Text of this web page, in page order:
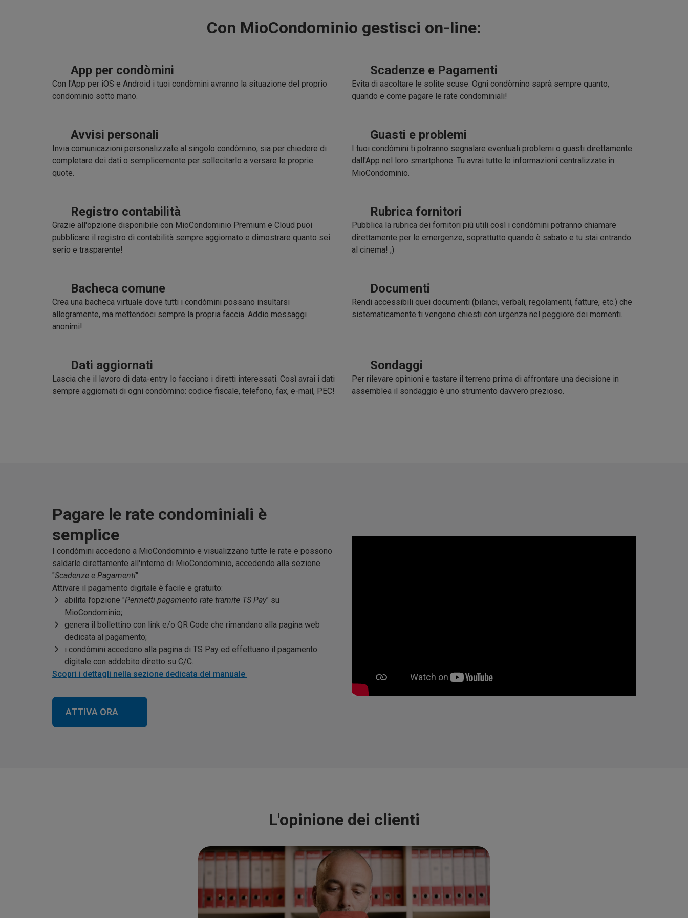
Con MioCondominio gestisci on-line:
App per condòmini
Con l'App per iOS e Android i tuoi condòmini avranno la situazione del proprio
condominio sotto mano.
Scadenze e Pagamenti
Evita di ascoltare le solite scuse. Ogni condòmino saprà sempre quanto,
quando e come pagare le rate condominiali!
Avvisi personali
Invia comunicazioni personalizzate al singolo condòmino, sia per chiedere di
completare dei dati o semplicemente per sollecitarlo a versare le proprie
quote.
Guasti e problemi
I tuoi condòmini ti potranno segnalare eventuali problemi o guasti direttamente
dall'App nel loro smartphone. Tu avrai tutte le informazioni centralizzate in
MioCondominio.
Registro contabilità
Grazie all'opzione disponibile con MioCondominio Premium e Cloud puoi
pubblicare il registro di contabilità sempre aggiornato e dimostrare quanto sei
serio e trasparente!
Rubrica fornitori
Pubblica la rubrica dei fornitori più utili così i condòmini potranno chiamare
direttamente per le emergenze, soprattutto quando è sabato e tu stai entrando
al cinema! ;)
Bacheca comune
Crea una bacheca virtuale dove tutti i condòmini possano insultarsi
allegramente, ma mettendoci sempre la propria faccia. Addio messaggi
anonimi!
Documenti
Rendi accessibili quei documenti (bilanci, verbali, regolamenti, fatture, etc.) che
sistematicamente ti vengono chiesti con urgenza nel peggiore dei momenti.
Dati aggiornati
Lascia che il lavoro di data-entry lo facciano i diretti interessati. Così avrai i dati
sempre aggiornati di ogni condòmino: codice fiscale, telefono, fax, e-mail, PEC!
Sondaggi
Per rilevare opinioni e tastare il terreno prima di affrontare una decisione in
assemblea il sondaggio è uno strumento davvero prezioso.
Pagare le rate condominiali è
semplice
I condòmini accedono a MioCondominio e visualizzano tutte le rate e possono
saldarle direttamente all'interno di MioCondominio, accedendo alla sezione
"Scadenze e Pagamenti".
Attivare il pagamento digitale è facile e gratuito:
abilita l’opzione "Permetti pagamento rate tramite TS Pay" su
MioCondominio;
genera il bollettino con link e/o QR Code che rimandano alla pagina web
dedicata al pagamento;
i condòmini accedono alla pagina di TS Pay ed effettuano il pagamento
digitale con addebito diretto su C/C.
Scopri i dettagli nella sezione dedicata del manuale
ATTIVA ORA
L'opinione dei clienti